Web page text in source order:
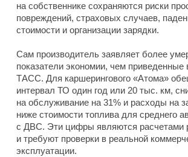
на собственнике сохраняются риски
повреждений, страховых случаев,
стоимости и организации зарядки.
Сам производитель заявляет более
показатели экономии, чем
ТАСС. Для каршерингового «Атома»
интервал ТО один год или 20 тыс. км,
на обслуживание на 31% и расходы на
ниже стоимости топлива для среднего
с ДВС. Эти цифры являются расчетами
и требуют проверки в реальной
эксплуатации.